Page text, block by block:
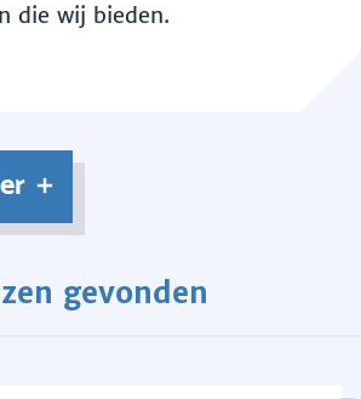
die wij bieden.
gevonden